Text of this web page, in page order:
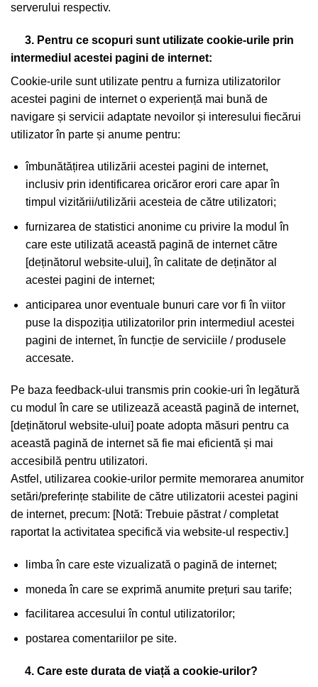
serverului respectiv.
3. Pentru ce scopuri sunt utilizate cookie-urile prin
intermediul acestei pagini de internet:
Cookie-urile sunt utilizate pentru a furniza utilizatorilor
acestei pagini de internet o experiență mai bună de
navigare și servicii adaptate nevoilor și interesului fiecărui
utilizator în parte și anume pentru:
îmbunătățirea utilizării acestei pagini de internet,
inclusiv prin identificarea oricăror erori care apar în
timpul vizitării/utilizării acesteia de către utilizatori;
furnizarea de statistici anonime cu privire la modul în
care este utilizată această pagină de internet către
[deținătorul website-ului], în calitate de deținător al
acestei pagini de internet;
anticiparea unor eventuale bunuri care vor fi în viitor
puse la dispoziția utilizatorilor prin intermediul acestei
pagini de internet, în funcție de serviciile / produsele
accesate.
Pe baza feedback-ului transmis prin cookie-uri în legătură
cu modul în care se utilizează această pagină de internet,
[deținătorul website-ului] poate adopta măsuri pentru ca
această pagină de internet să fie mai eficientă și mai
accesibilă pentru utilizatori.
Astfel, utilizarea cookie-urilor permite memorarea anumitor
setări/preferințe stabilite de către utilizatorii acestei pagini
de internet, precum: [Notă: Trebuie păstrat / completat
raportat la activitatea specifică via website-ul respectiv.]
limba în care este vizualizată o pagină de internet;
moneda în care se exprimă anumite prețuri sau tarife;
facilitarea accesului în contul utilizatorilor;
postarea comentariilor pe site.
4. Care este durata de viață a cookie-urilor?